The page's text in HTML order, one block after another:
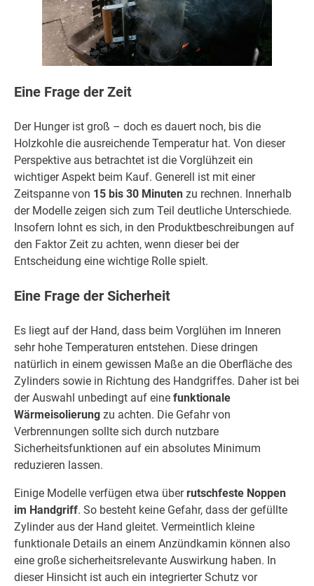
Eine Frage der Zeit
Der Hunger ist groß – doch es dauert noch, bis die
Holzkohle die ausreichende Temperatur hat. Von dieser
Perspektive aus betrachtet ist die Vorglühzeit ein
wichtiger Aspekt beim Kauf. Generell ist mit einer
Zeitspanne von 15 bis 30 Minuten zu rechnen. Innerhalb
der Modelle zeigen sich zum Teil deutliche Unterschiede.
Insofern lohnt es sich, in den Produktbeschreibungen auf
den Faktor Zeit zu achten, wenn dieser bei der
Entscheidung eine wichtige Rolle spielt.
Eine Frage der Sicherheit
Es liegt auf der Hand, dass beim Vorglühen im Inneren
sehr hohe Temperaturen entstehen. Diese dringen
natürlich in einem gewissen Maße an die Oberfläche des
Zylinders sowie in Richtung des Handgriffes. Daher ist bei
der Auswahl unbedingt auf eine funktionale
Wärmeisolierung zu achten. Die Gefahr von
Verbrennungen sollte sich durch nutzbare
Sicherheitsfunktionen auf ein absolutes Minimum
reduzieren lassen.
Einige Modelle verfügen etwa überrutschfeste Noppen
im Handgriff. So besteht keine Gefahr, dass der gefüllte
Zylinder aus der Hand gleitet. Vermeintlich kleine
funktionale Details an einem Anzündkamin können also
eine große sicherheitsrelevante Auswirkung haben. In
dieser Hinsicht ist auch ein integrierter Schutz vor